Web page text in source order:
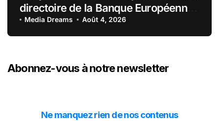
directoire de la Banque Européenne
du Crédit Mutuel
Media Dreams Août 4, 2026
Abonnez-vous à notre newsletter
Ne manquez rien de nos contenus